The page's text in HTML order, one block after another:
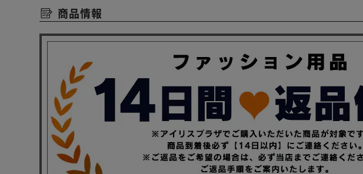
運動時にはもちろん、釣りやアウトドアにもオススメ。
身体をひねるゴルフや立ちしゃがみするDIYにも。
Point．3：安心のポケット
スマホも収まる大きめの、ファスナー付き胸ポケット。
両脇ポケットはスナップボタン付き。
中身の落下を防ぎ、簡単に出し入れもできる万能ポケット。
Point．4：ユニセックス
S～3Lの幅広いサイズ展開。
男女問わず体形に合ったサイズが選べる。
商品情報